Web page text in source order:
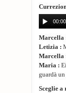
00:00
Marcella
Letizia :
Marcella
Maria :
guardà
Sceglie a